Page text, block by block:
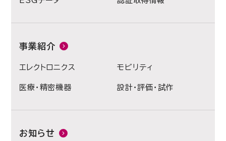
事業紹介
エレクトロニクス モビリティ
医療・精密機器 設計・評価・試作
お知らせ